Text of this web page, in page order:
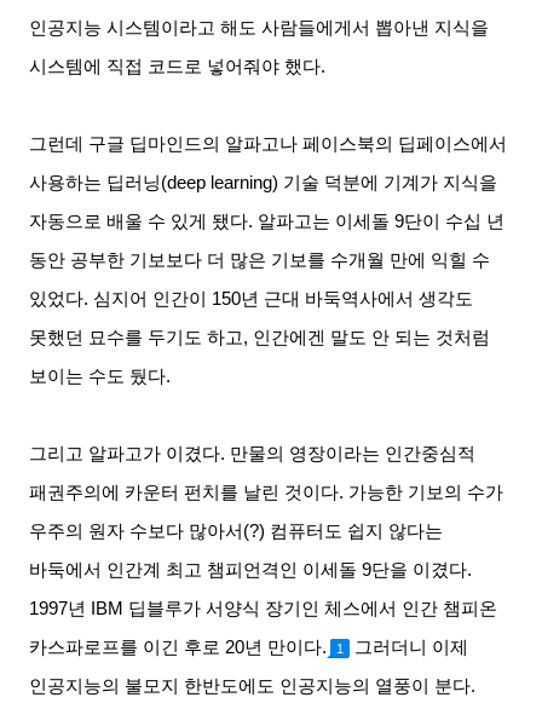
인공지능 시스템이라고 해도 사람들에게서 뽑아낸 지식을
시스템에 직접 코드로 넣어줘야 했다.
그런데 구글 딥마인드의 알파고나 페이스북의 딥페이스에서
사용하는 딥러닝(deep learning) 기술 덕분에 기계가 지식을
자동으로 배울 수 있게 됐다. 알파고는 이세돌 9단이 수십 년
동안 공부한 기보보다 더 많은 기보를 수개월 만에 익힐 수
있었다. 심지어 인간이 150년 근대 바둑역사에서 생각도
못했던 묘수를 두기도 하고, 인간에겐 말도 안 되는 것처럼
보이는 수도 뒀다.
그리고 알파고가 이겼다. 만물의 영장이라는 인간중심적
패권주의에 카운터 펀치를 날린 것이다. 가능한 기보의 수가
우주의 원자 수보다 많아서 (?) 컴퓨터도 쉽지 않다는
바둑에서 인간계 최고 챔피언격인 이세돌 9단을 이겼다.
1997년 IBM 딥블루가 서양식 장기인 체스에서 인간 챔피온
카스파로프를 이긴 후로 20년 만이다. 1
그러더니 이제
인공지능의 불모지 한반도에도 인공지능의 열풍이 분다.